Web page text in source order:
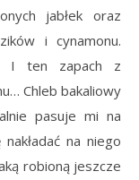
jabłek oraz
i cynamonu.
I ten zapach z
Chleb bakaliowy
pasuje mi na
na niego
robioną jeszcze